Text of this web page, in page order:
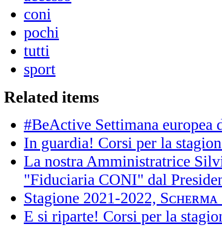
coni
pochi
tutti
sport
Related items
#BeActive Settimana europea
In guardia! Corsi per la
La nostra Amministratrice
"Fiduciaria CONI" dal
Stagione 2021-2022, Sᴄʜᴇʀᴍᴀ
E si riparte! Corsi per la